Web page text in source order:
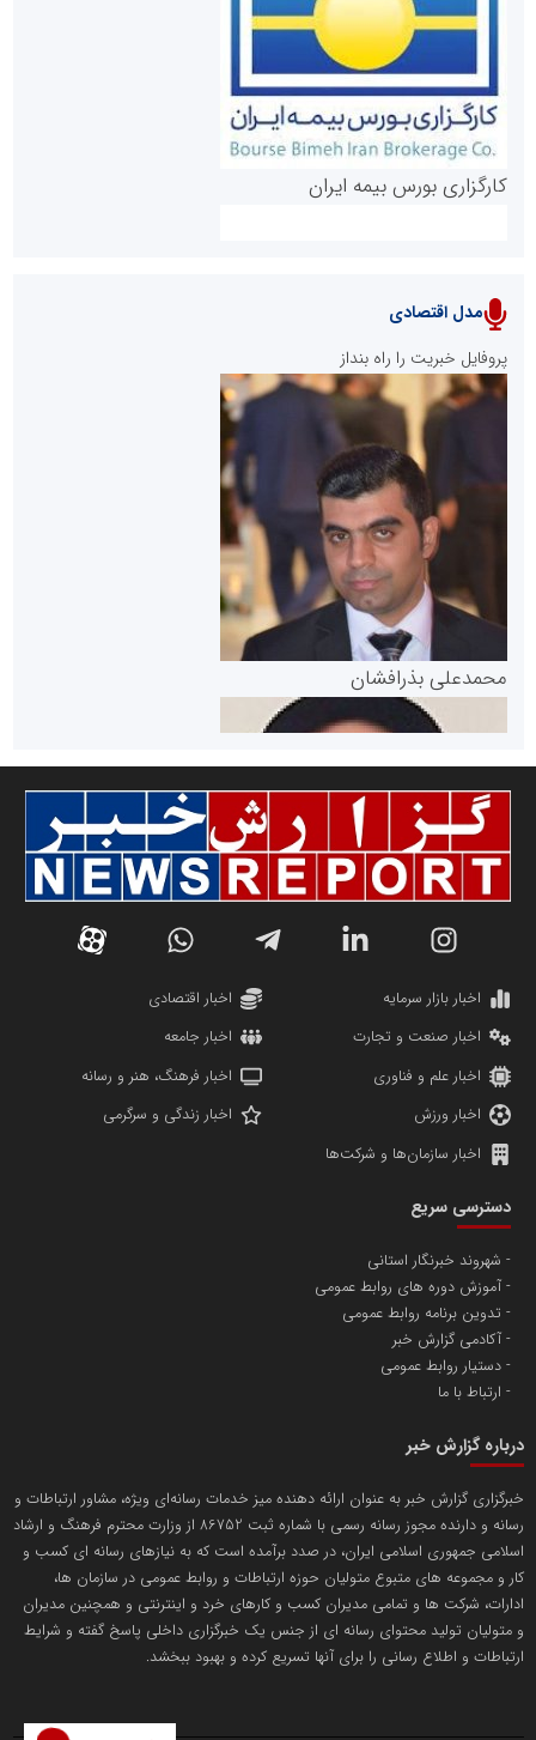
روابط عمومی خبرگزاری گزارش خبر
پایگاه خبری نهضت ملی مسکن
پایگاه خبری گفتمان یزد
دانشگاه سئوی ایران
پایگاه اطلاع رسانی اعتلای نهادهای مردمی
پایگاه اطلاع رسانی دریا و نفت
کارگزاری بورس بیمه ایران
سازمان بورس و اوراق بهادار
مرجع اخبار موثق در بازارسرمایه
سازمان صنعت،معدن و تجارت
تامین آهن اسفنجی تولیدکنندگان فولاد در کشور
تریبون
انتشار گسترده محتوا در رسانه گزارش خبر
مدل اقتصادی
پروفایل خبریت را راه بنداز
محمدعلی بذرافشان
مریم حاج نوروز نظری
مسعودصادقی
محمدعلی کرمعلی
اخبار بازار سرمایه
اخبار اقتصادی
اخبار صنعت و تجارت
اخبار جامعه
اخبار علم و فناوری
اخبار فرهنگ، هنر و رسانه
اخبار ورزش
اخبار زندگی و سرگرمی
اخبار سازمان‌ها و شرکت‌ها
دسترسی سریع
شهروند خبرنگار استانی
آموزش دوره های روابط عمومی
تدوین برنامه روابط عمومی
آکادمی گزارش خبر
دستیار روابط عمومی
ارتباط با ما
درباره گزارش خبر
خبرگزاری گزارش خبر به عنوان ارائه دهنده میز خدمات رسانه‌ای ویژه، مشاور ارتباطات و
رسانه و دارنده مجوز رسانه رسمی با شماره ثبت 86752 از وزارت محترم فرهنگ و ارشاد
اسلامی جمهوری اسلامی ایران، در صدد برآمده است که به نیازهای رسانه ای کسب و
کار و مجموعه های متبوع متولیان حوزه ارتباطات و روابط عمومی در سازمان ها،
ادارات، شرکت ها و تمامی مدیران کسب و کارهای خرد و اینترنتی و همچنین مدیران
و متولیان تولید محتوای رسانه ای از جنس یک خبرگزاری داخلی پاسخ گفته و شرایط
ارتباطات و اطلاع رسانی را برای آنها تسریع کرده و بهبود ببخشد.